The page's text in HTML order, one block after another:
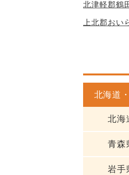
北津軽郡鶴
上北郡おい
北海道
北海
青森
岩手